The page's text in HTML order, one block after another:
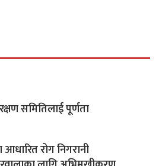
समितिलाई पूर्णता
रोग निगरानी